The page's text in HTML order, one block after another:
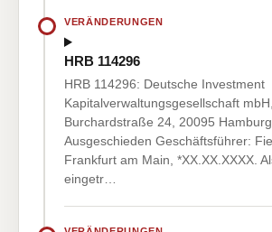
VERÄNDERUNGEN
HRB 114296
HRB 114296: Deutsche Investment
Kapitalverwaltungsgesellschaft
Burchardstraße 24, 20095 Hamburg.
Ausgeschieden Geschäftsführer:
Frankfurt am Main, *XX.XX.XXXX.
eingetr…